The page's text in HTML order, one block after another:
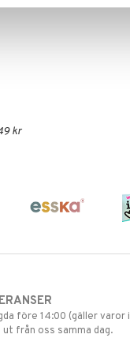
kr
före 14:00 (gäller varor
från oss samma dag.